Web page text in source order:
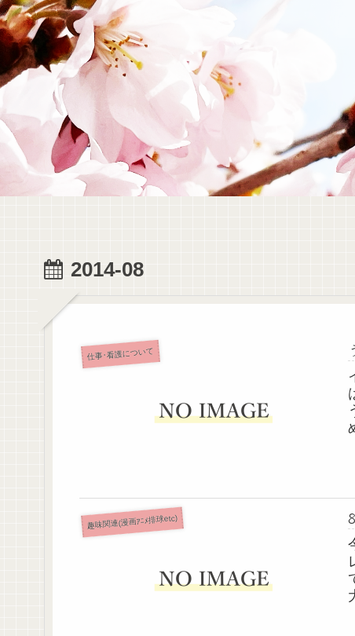
2014-08
仕事･看護について
趣味関連(漫画ｱﾆﾒ排球etc)